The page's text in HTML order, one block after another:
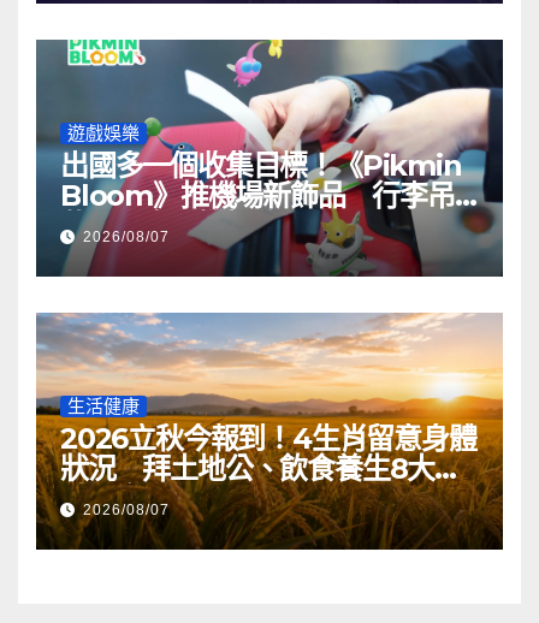
遊戲娛樂
出國多一個收集目標！《Pikmin
Bloom》推機場新飾品 行李吊
牌印上專屬機場代碼
2026/08/07
生活健康
2026立秋今報到！4生肖留意身體
狀況 拜土地公、飲食養生8大重
點一次看
2026/08/07